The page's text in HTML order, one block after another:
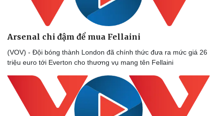
Doanh nghiệp
Thông tin doanh nghiệp
Doanh nhân
Vì cộng đồng
Công nghệ
Sành điệu
Trải nghiệm
Chuyển đổi số
Arsenal chi đậm để mua Fellaini
(VOV) - Đội bóng thành London đã chính thức đưa ra mức giá 26
triệu euro tới Everton cho thương vụ mang tên Fellaini